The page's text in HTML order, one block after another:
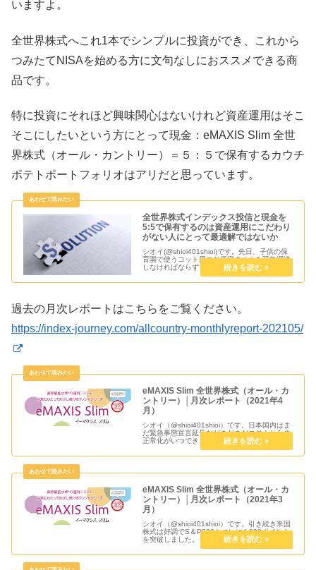
いますよ。
全世界株式へこれ1本でシンプルに投資ができ、これから
つみたてNISAを始める方に文句なしにおススメできる商
品です。
特に投資にそれほど興味関心はないけれど資産運用はそこ
そこにしたいという方にとって現金：eMAXIS Slim 全世
界株式（オール・カントリー）＝５：５で保有するカウチ
ポテトポートフォリオはアリだと思っています。
全世界株式インデックス投信と現金を
5:5で保有するのは資産運用にこだわり
がない人にとって最適解ではないか
シオイ(@shioi401shioi)です。先日、子供の保
育園で使うコット用のお昼寝タオルを至急調達
しなければならず、手作りで用意することがあ
りました。特に手作りにこだわりがあった訳で
はないので既製品でも良かったのですが。そん
過去の月次レポートはこちらをご覧ください。
https://index-journey.com/allcountry-monthlyreport-202105/
eMAXIS Slim 全世界株式（オール・カ
ントリー）│月次レポート（2021年4
月）
シオイ（@shioi401shioi）です。日本国内はま
だ緊急事態宣言延長などまだまだコロナからの
正常化がいつできるのか見通しが見えてきませ
んが、世界はすべての地域ではありませんが
徐々にアフターコロナを見据えた動きが出てき
eMAXIS Slim 全世界株式（オール・カ
ントリー）│月次レポート（2021年3
月）
シオイ（@shioi401shioi）です。引き続き米国
株式は好調でS＆P500もついに4,000ポイント
を突破しました。そのおかげで全世界株式も好
調に基準価額も上昇しています。この状況がど
こまで続くのか分かりませんが、積立投資では